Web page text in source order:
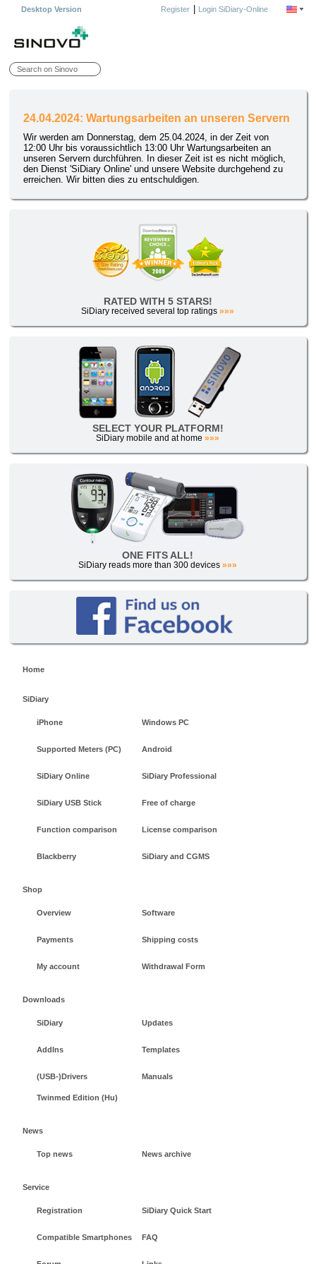
Desktop Version Register| Login SiDiary-Online
24.04.2024: Wartungsarbeiten an unseren Servern
Wir werden am Donnerstag, dem 25.04.2024, in der Zeit von
12:00 Uhr bis voraussichtlich 13:00 Uhr Wartungsarbeiten an
unseren Servern durchführen. In dieser Zeit ist es nicht möglich,
den Dienst 'SiDiary Online' und unsere Website durchgehend zu
erreichen. Wir bitten dies zu entschuldigen.
RATED WITH 5 STARS!
SiDiary received several top ratings»»»
SELECT YOUR PLATFORM!
SiDiary mobile and at home»»»
ONE FITS ALL!
SiDiary reads more than 300 devices»»»
Home
SiDiary
iPhone Windows PC
Supported Meters (PC) Android
SiDiary Online SiDiary Professional
SiDiary USB Stick Free of charge
Function comparison License comparison
Blackberry SiDiary and CGMS
Shop
Overview Software
Payments Shipping costs
My account Withdrawal Form
Downloads
SiDiary Updates
AddIns Templates
(USB-)Drivers Manuals
Twinmed Edition (Hu)
News
Top news News archive
Service
Registration SiDiary Quick Start
Compatible Smartphones FAQ